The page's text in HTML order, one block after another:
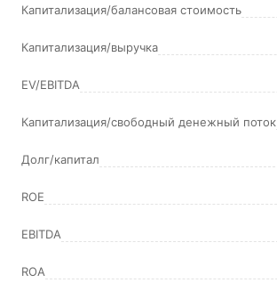
Капитализация/балансовая стоимость
Капитализация/выручка
EV/EBITDA
Капитализация/свободный денежный поток
Долг/капитал
ROE
EBITDA
ROA